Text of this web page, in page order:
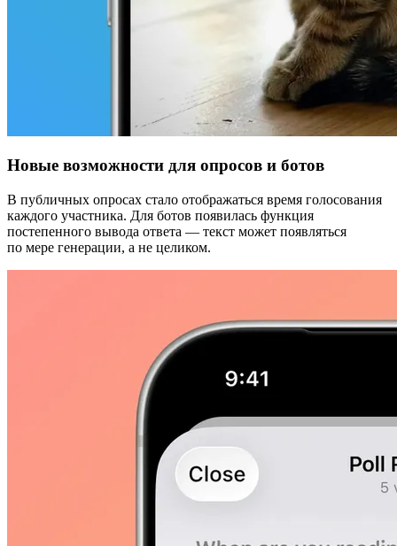
Новые возможности для опросов и ботов
В публичных опросах стало отображаться время голосования
каждого участника. Для ботов появилась функция
постепенного вывода ответа — текст может появляться
по мере генерации, а не целиком.